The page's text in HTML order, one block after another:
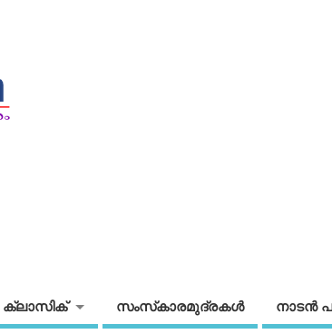
ക്ലാസിക് സംസ്‌കാരമുദ്രകള്‍ നാടന്‍